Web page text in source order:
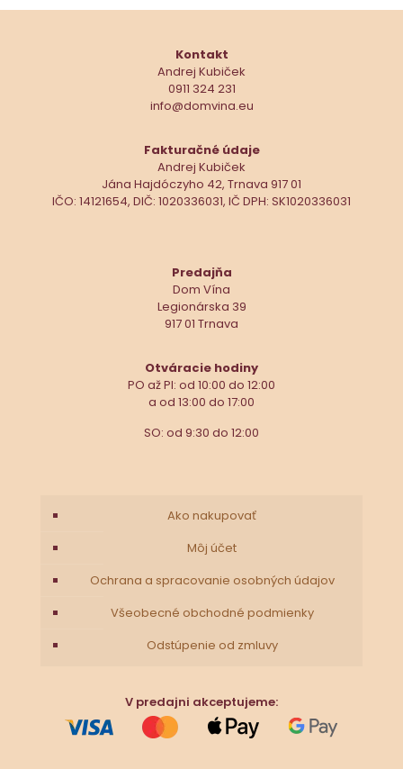
Kontakt
Andrej Kubiček
0911 324 231
info@domvina.eu
Fakturačné údaje
Andrej Kubiček
Jána Hajdóczyho 42, Trnava 917 01
IČO: 14121654, DIČ: 1020336031, IČ DPH: SK1020336031
Predajňa
Dom Vína
Legionárska 39
917 01 Trnava
Otváracie hodiny
PO až PI: od 10:00 do 12:00
a od 13:00 do 17:00
SO: od 9:30 do 12:00
Ako nakupovať
Môj účet
Ochrana a spracovanie osobných údajov
Všeobecné obchodné podmienky
Odstúpenie od zmluvy
V predajni akceptujeme: